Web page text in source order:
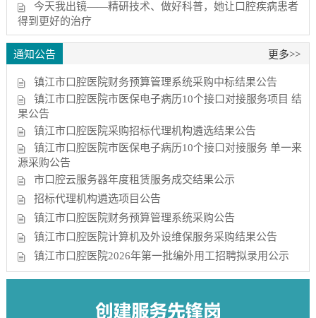
今天我出镜——精研技术、做好科普，她让口腔疾病患者
得到更好的治疗
通知公告 更多>>
镇江市口腔医院财务预算管理系统采购中标结果公告
镇江市口腔医院市医保电子病历10个接口对接服务项目 结
果公告
镇江市口腔医院采购招标代理机构遴选结果公告
镇江市口腔医院市医保电子病历10个接口对接服务 单一来
源采购公告
市口腔云服务器年度租赁服务成交结果公示
招标代理机构遴选项目公告
镇江市口腔医院财务预算管理系统采购公告
镇江市口腔医院计算机及外设维保服务采购结果公告
镇江市口腔医院2026年第一批编外用工招聘拟录用公示